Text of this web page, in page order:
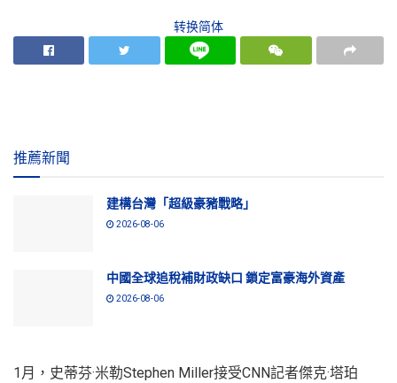
转换简体
推薦新聞
建構台灣「超級豪豬戰略」
2026-08-06
中國全球追稅補財政缺口 鎖定富豪海外資產
2026-08-06
1月，史蒂芬·米勒Stephen Miller接受CNN記者傑克·塔珀